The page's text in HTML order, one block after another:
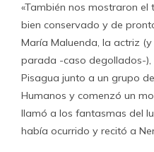
«También nos mostraron
bien conservado y de
María Maluenda, la actriz
parada -caso degollados-
Pisagua junto a un grupo
Humanos y comenzó un
llamó a los fantasmas del
había ocurrido y recitó a